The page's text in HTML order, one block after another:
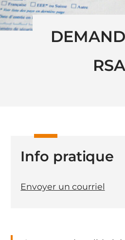
RSA
Info pratique
Envoyer un courriel